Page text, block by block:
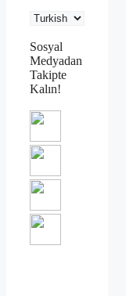
Sosyal
Medyadan
Takipte
Kalın!